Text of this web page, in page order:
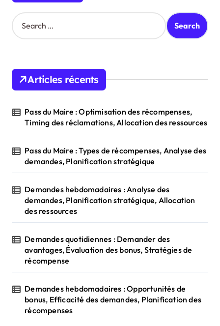
S
e
h
o
:
Articles récents
Pass du Maire : Optimisation des récompenses,
Timing des réclamations, Allocation des ressources
Pass du Maire : Types de récompenses, Analyse des
demandes, Planification stratégique
Demandes hebdomadaires : Analyse des
demandes, Planification stratégique, Allocation
des ressources
Demandes quotidiennes : Demander des
avantages, Évaluation des bonus, Stratégies de
récompense
Demandes hebdomadaires : Opportunités de
bonus, Efficacité des demandes, Planification des
récompenses